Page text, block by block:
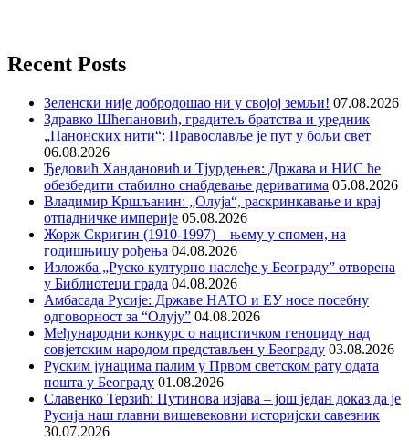
Recent Posts
Зеленски није добродошао ни у својој земљи! 07.08.2026
Здравко Шћепановић, градитељ братства и уредник
„Панонских нити“: Православље је пут у бољи свет
06.08.2026
Ђедовић Хандановић и Тјурдењев: Држава и НИС ће
обезбедити стабилно снабдевање дериватима 05.08.2026
Владимир Кршљанин: „Олуја“, раскринкавање и крај
отпадничке империје 05.08.2026
Жорж Скригин (1910-1997) – њему у спомен, на
годишњицу рођења 04.08.2026
Изложба „Руско културно наслеђе у Београду” отворена
у Библиотеци града 04.08.2026
Амбасада Русије: Државе НАТО и ЕУ носе посебну
одговорност за “Олују” 04.08.2026
Међународни конкурс о нацистичком геноциду над
совјетским народом представљен у Београду 03.08.2026
Руским јунацима палим у Првом светском рату одата
пошта у Београду 01.08.2026
Славенко Терзић: Путинова изјава – још један доказ да је
Русија наш главни вишевековни историјски савезник
30.07.2026